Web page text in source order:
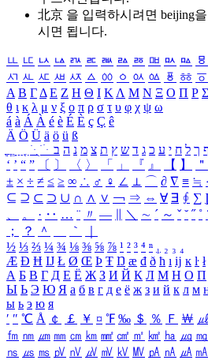
北京 을 입력하시려면 beijing
시면 됩니다.
ㅥ ㅦ ㅧ ㅨ ㅩ ㅪ ㅫ ㅬ ㅭ ㅮ ㅯ ㅰ ㅱ
ㅺ ㅻ ㅼ ㅽ ㅾ ㅿ ㆀ ㆁ ㆂ ㆃ ㆄ ㆅ ㆆ
Α Β ΓΔ Ε Ζ Η Θ Ι ΚΛ Μ Ν Ξ Ο Π Ρ Σ
θ ι κ λ μ ν ξ ο π ρ σ τ υ φ χ ψ ω
á à Á À é è É È ç Ç ê
Ä Ö Ü ä ö ü ß
ִֶֹ ֻּ ׁׂ ף ך ל ח י ע כ ג ד ש ץ ת צ מ נ ה ב
‘ ’ “ ” 〔 〕 〈 〉 「 」 『 』 【 】 ＂
± × ÷ ≠ ≤ ≥ ∞ ∴ ♂ ♀ ∠ ⊥ ⌒ ∂ ∇ ≡ ≒
⊆ ⊇ ⊂ ⊃ ∪ ∩ ∧ ∨ ￢ ⇒ ⇔ ∀ ∃ ∮ ∑
、
。 · ‥ … ¨ 〃 ― ＼ ∼ ´ ～ ˇ ˘ ˝ ˚ ˙
；
？ ＾ ｀
½ ⅓ ⅔ ¼ ¾ ⅛ ⅜ ⅝ ⅞ ¹ ² ³ ⁴ ⁿ ₁ ₂ ₃ ₄
Æ Ð Ħ Ĳ Ł Ø Œ Þ Ŧ Ŋ æ đ ð ħ ı ĳ ĸ ŀ ł
А Б В Г Д Е Ё Ж З И Й К Л М Н О П
Ы Ь Э Ю Я а б в г д е ё ж з и й к л м
ы ь э ю я
′ ″ ℃ Å ￠ ￡ ￥ ¤ ℉ ‰ ＄ ％ Ｆ ￦ ㎕
㎙ ㎚ ㎛ ㎜ ㎝ ㎞ ㎟ ㎠ ㎡ ㎢ ㏊ ㎍ ㎎
㎱ ㎲ ㎳ ㎴ ㎵ ㎶ ㎷ ㎸ ㎹ ㎀ ㎁ ㎂ ㎃